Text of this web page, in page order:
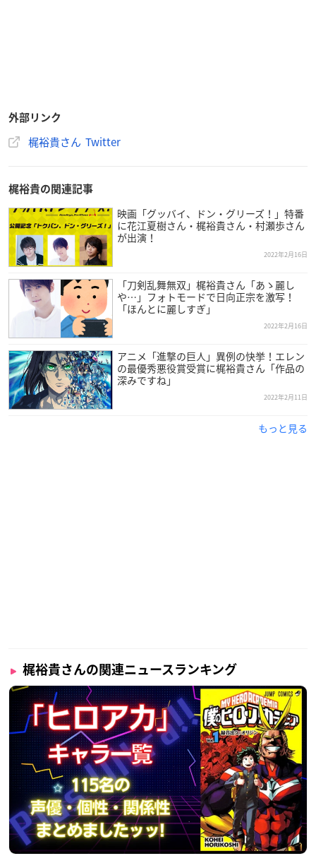
外部リンク
梶裕貴さん Twitter
梶裕貴の関連記事
映画「グッバイ、ドン・グリーズ！」特番
に花江夏樹さん・梶裕貴さん・村瀬歩さん
が出演！
2022年2月16日
「刀剣乱舞無双」梶裕貴さん「あゝ麗し
や…」フォトモードで日向正宗を激写！
「ほんとに麗しすぎ」
2022年2月16日
アニメ「進撃の巨人」異例の快挙！エレン
の最優秀悪役賞受賞に梶裕貴さん「作品の
深みですね」
2022年2月11日
もっと見る
梶裕貴さんの関連ニュースランキング